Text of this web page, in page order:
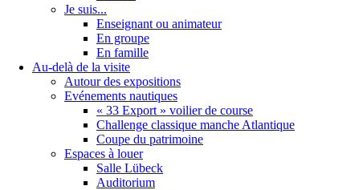
Je suis...
Enseignant ou animateur
En groupe
En famille
Au-delà de la visite
Autour des expositions
Evénements nautiques
« 33 Export » voilier de course
Challenge classique manche Atlantique
Coupe du patrimoine
Espaces à louer
Salle Lübeck
Auditorium